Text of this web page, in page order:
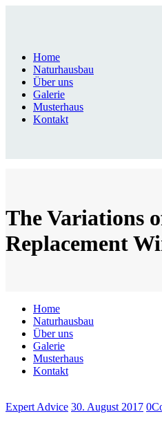
Home
Naturhausbau
Über uns
Galerie
Musterhaus
Kontakt
The Variations
Replacement
Home
Naturhausbau
Über uns
Galerie
Musterhaus
Kontakt
Expert Advice 30. August 2017 0